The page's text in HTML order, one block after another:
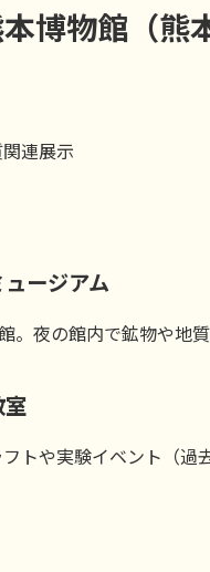
博物館（熊
連展示
ージアム
。夜の館内で鉱物や地
室
トや実験イベント（過